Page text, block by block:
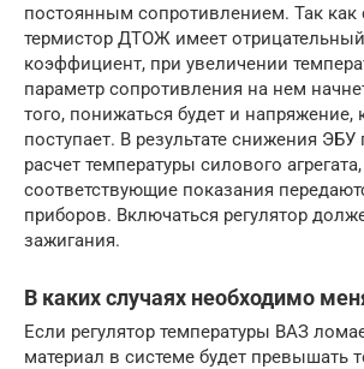
постоянным сопротивлением. Так как
термистор ДТОЖ имеет
коэффициент, при увеличении
параметр сопротивления на нем
того, понижаться будет и напряжение,
поступает. В результате снижения ЭБУ
расчет температуры силового агрегата,
соответствующие показания
приборов. Включаться регулятор
зажигания.
В каких случаях необходимо
Если регулятор температуры ВАЗ
материал в системе будет превышать